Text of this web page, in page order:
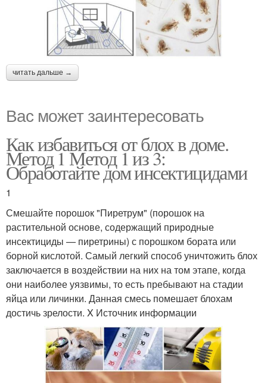
читать дальше →
Вас может заинтересовать
Как избавиться от блох в доме.
Метод 1 Метод 1 из 3:
Обработайте дом инсектицидами
1
Смешайте порошок "Пиретрум" (порошок на
растительной основе, содержащий природные
инсектициды — пиретрины) с порошком бората или
борной кислотой. Самый легкий способ уничтожить блох
заключается в воздействии на них на том этапе, когда
они наиболее уязвимы, то есть пребывают на стадии
яйца или личинки. Данная смесь помешает блохам
достичь зрелости. X Источник информации